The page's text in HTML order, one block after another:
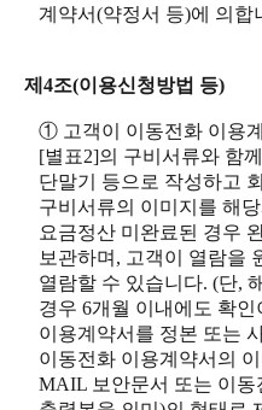
계약서(약정서 등)에 의합
제4조(이용신청방법 등)
① 고객이 이동전화 이용
[별표2]의 구비서류와 함
단말기 등으로 작성하고
구비서류의 이미지를 해
요금정산 미완료된 경우
보관하며, 고객이 열람을
열람할 수 있습니다. (단,
경우 6개월 이내에도 확
이용계약서를 정본 또는
이동전화 이용계약서의
MAIL 보안문서 또는 이동